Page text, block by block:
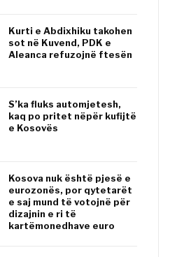
Kurti e Abdixhiku takohen
sot në Kuvend, PDK e
Aleanca refuzojnë ftesën
S’ka fluks automjetesh,
kaq po pritet nëpër kufijtë
e Kosovës
Kosova nuk është pjesë e
eurozonës, por qytetarët
e saj mund të votojnë për
dizajnin e ri të
kartëmonedhave euro